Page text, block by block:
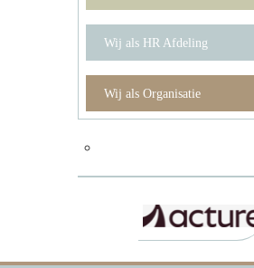
Wij als HR Afdeling
Wij als Organisatie